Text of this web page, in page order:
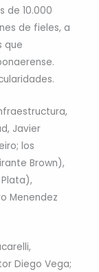
de 10.000
de fieles, a
que
Javier
los
Brown),
Menendez
Diego Vega;